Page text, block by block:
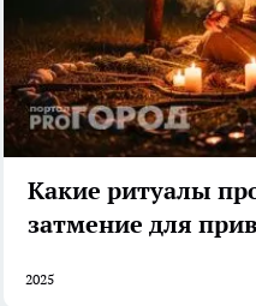
Какие ритуалы
затмение для
2025